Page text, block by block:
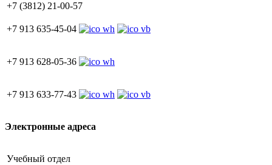
+7 (3812) 21-00-57
+7 913 635-45-04
+7 913 628-05-36
+7 913 633-77-43
Электронные адреса
Учебный отдел